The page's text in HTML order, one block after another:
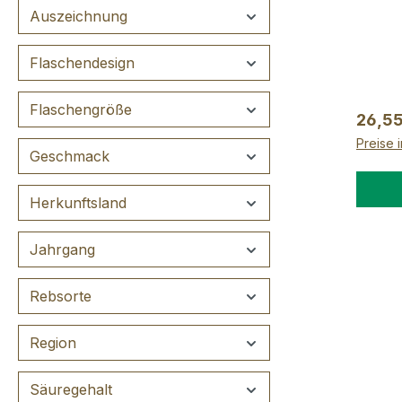
Auszeichnung
Flaschendesign
Flaschengröße
Geschmack
Herkunftsland
Jahrgang
Rebsorte
Region
Säuregehalt
á 100
Liköre
zum
Preise